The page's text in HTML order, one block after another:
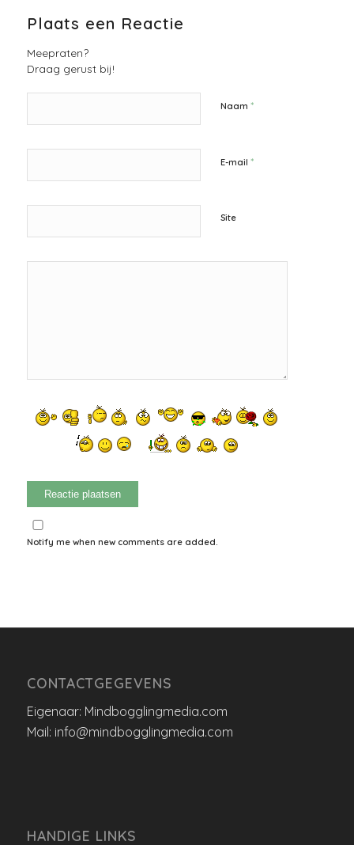
Plaats een Reactie
Meepraten?
Draag gerust bij!
Naam *
E-mail *
Site
Notify me when new comments are added.
CONTACTGEGEVENS
Eigenaar: Mindbogglingmedia.com
Mail: info@mindbogglingmedia.com
HANDIGE LINKS